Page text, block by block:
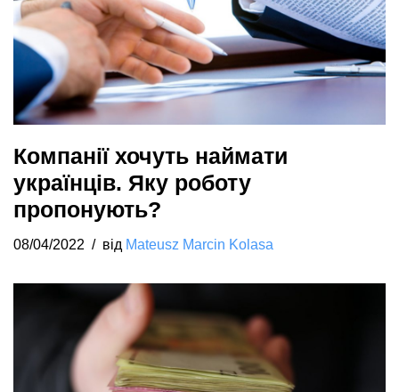
Компанії хочуть наймати
українців. Яку роботу
пропонують?
08/04/2022 від Mateusz Marcin Kolasa